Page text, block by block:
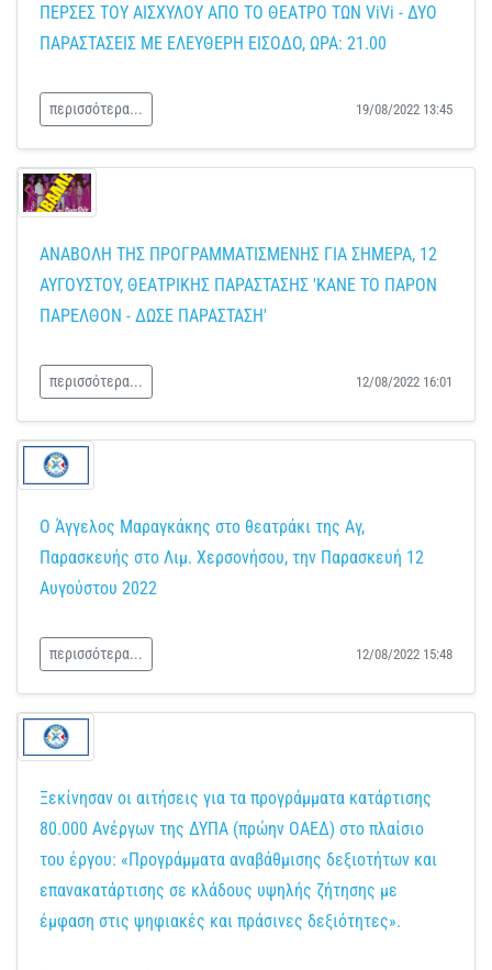
ΠΕΡΣΕΣ ΤΟΥ ΑΙΣΧΥΛΟΥ ΑΠΟ ΤΟ ΘΕΑΤΡΟ ΤΩΝ ViVi - ΔΥΟ
ΠΑΡΑΣΤΑΣΕΙΣ ΜΕ ΕΛΕΥΘΕΡΗ ΕΙΣΟΔΟ, ΩΡΑ: 21.00
περισσότερα... 19/08/2022 13:45
ΑΝΑΒΟΛΗ ΤΗΣ ΠΡΟΓΡΑΜΜΑΤΙΣΜΕΝΗΣ ΓΙΑ ΣΗΜΕΡΑ, 12
ΑΥΓΟΥΣΤΟΥ, ΘΕΑΤΡΙΚΗΣ ΠΑΡΑΣΤΑΣΗΣ 'ΚΑΝΕ ΤΟ ΠΑΡΟΝ
ΠΑΡΕΛΘΟΝ - ΔΩΣΕ ΠΑΡΑΣΤΑΣΗ'
περισσότερα... 12/08/2022 16:01
Ο Άγγελος Μαραγκάκης στο θεατράκι της Αγ,
Παρασκευής στο Λιμ. Χερσονήσου, την Παρασκευή 12
Αυγούστου 2022
περισσότερα... 12/08/2022 15:48
Ξεκίνησαν οι αιτήσεις για τα προγράμματα κατάρτισης
80.000 Ανέργων της ΔΥΠΑ (πρώην ΟΑΕΔ) στο πλαίσιο
του έργου: «Προγράμματα αναβάθμισης δεξιοτήτων και
επανακατάρτισης σε κλάδους υψηλής ζήτησης με
έμφαση στις ψηφιακές και πράσινες δεξιότητες».